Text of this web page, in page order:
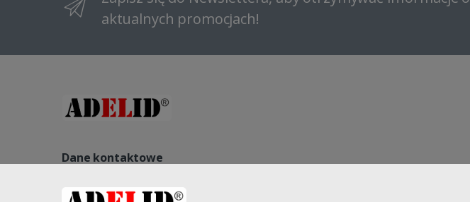
aktualnych promocjach!
Dane kontaktowe
Kopernika 27, 58-260 Bielawa, Polska